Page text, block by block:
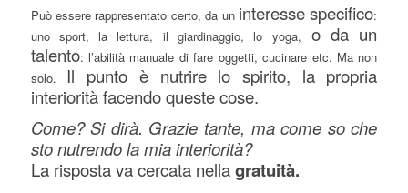
Può essere rappresentato certo, da un interesse specifico:
uno sport, la lettura, il giardinaggio, lo yoga,
o da un
talento: l’abilità manuale di fare oggetti, cucinare etc. Ma non
solo. Il punto è nutrire lo spirito, la propria
interiorità facendo queste cose.
Come? Si dirà. Grazie tante, ma come so che
sto nutrendo la mia interiorità?
La risposta va cercata nellagratuità.